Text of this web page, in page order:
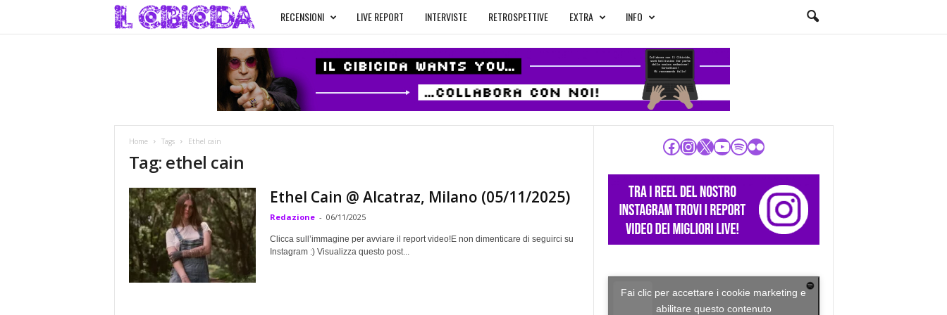
l
C
c
i
RECENSIONI LIVE REPORT INTERVISTE RETROSPETTIVE EXTRA INFO
Home Tags Ethel cain
Tag: ethel cain
Ethel Cain @ Alcatraz, Milano (05/11/2025)
Redazione - 06/11/2025
Clicca sull’immagine per avviare il report video!E non dimenticare di seguirci su
Instagram :) Visualizza questo post...
Facebook InstagramX YouTube Spotify Flickr
Fai clic per accettare i cookie marketing e
abilitare questo contenuto